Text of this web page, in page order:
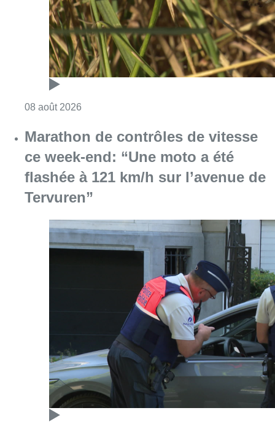
08 août 2026
Marathon de contrôles de vitesse
ce week-end: “Une moto a été
flashée à 121 km/h sur l’avenue de
Tervuren”